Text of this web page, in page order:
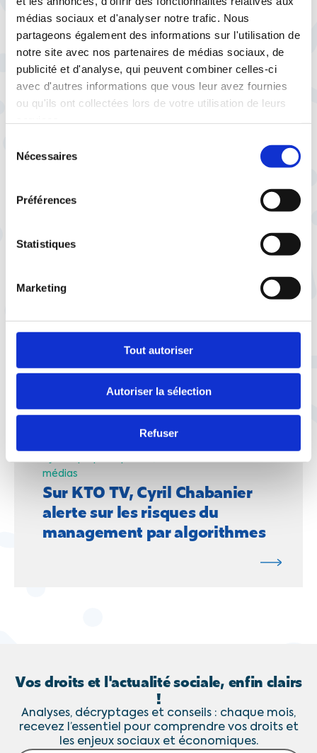
médias sociaux et d'analyser notre trafic. Nous
partageons également des informations sur l'utilisation de
notre site avec nos partenaires de médias sociaux, de
publicité et d'analyse, qui peuvent combiner celles-ci
avec d'autres informations que vous leur avez fournies
ou qu'ils ont collectées lors de votre utilisation de leurs
Nécessaires
Préférences
Statistiques
Marketing
Tout autoriser
Autoriser la sélection
Refuser
Le communiqué de presse au format .pdf
À lire aussi
Sur France Inter, Imane
grands sujets de l'été et de la
médias
Sur KTO TV, Cyril Chabanier
alerte sur les risques du
management par algorithmes
Vos droits et l'actualité sociale, enfin clairs
!
Analyses, décryptages et conseils : chaque mois,
recevez l’essentiel pour comprendre vos droits et
les enjeux sociaux et économiques.